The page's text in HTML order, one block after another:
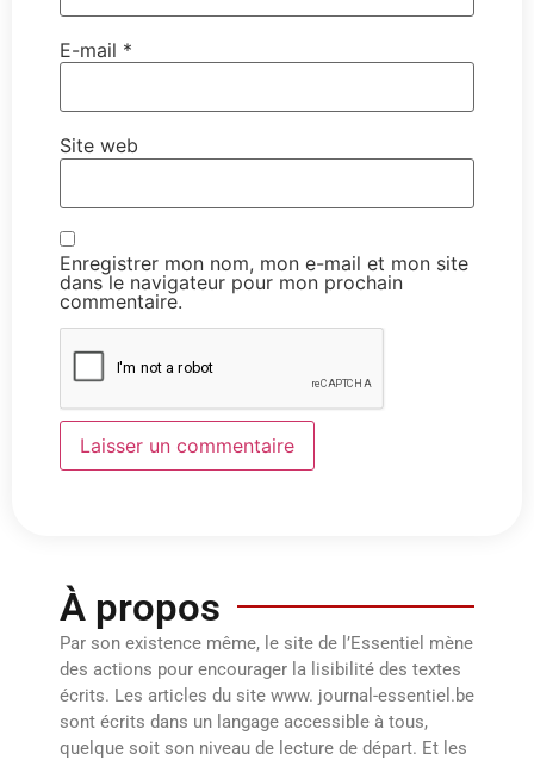
E-mail *
Site web
Enregistrer mon nom, mon e-mail et mon site
dans le navigateur pour mon prochain
commentaire.
À propos
Par son existence même, le site de l’Essentiel mène
des actions pour encourager la lisibilité des textes
écrits. Les articles du site www. journal-essentiel.be
sont écrits dans un langage accessible à tous,
quelque soit son niveau de lecture de départ. Et les